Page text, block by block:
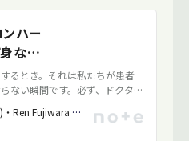
ハー
なりに
るとき。それは私たちが患者
ない瞬間です。必ず、ドクター
ボタンは全て止める。せめて、
担当していたと思っていただ
もあります。
藤原廉(ふじわら れん)・Ren Fujiwara / 脳神経外科医・Neurosurgeon